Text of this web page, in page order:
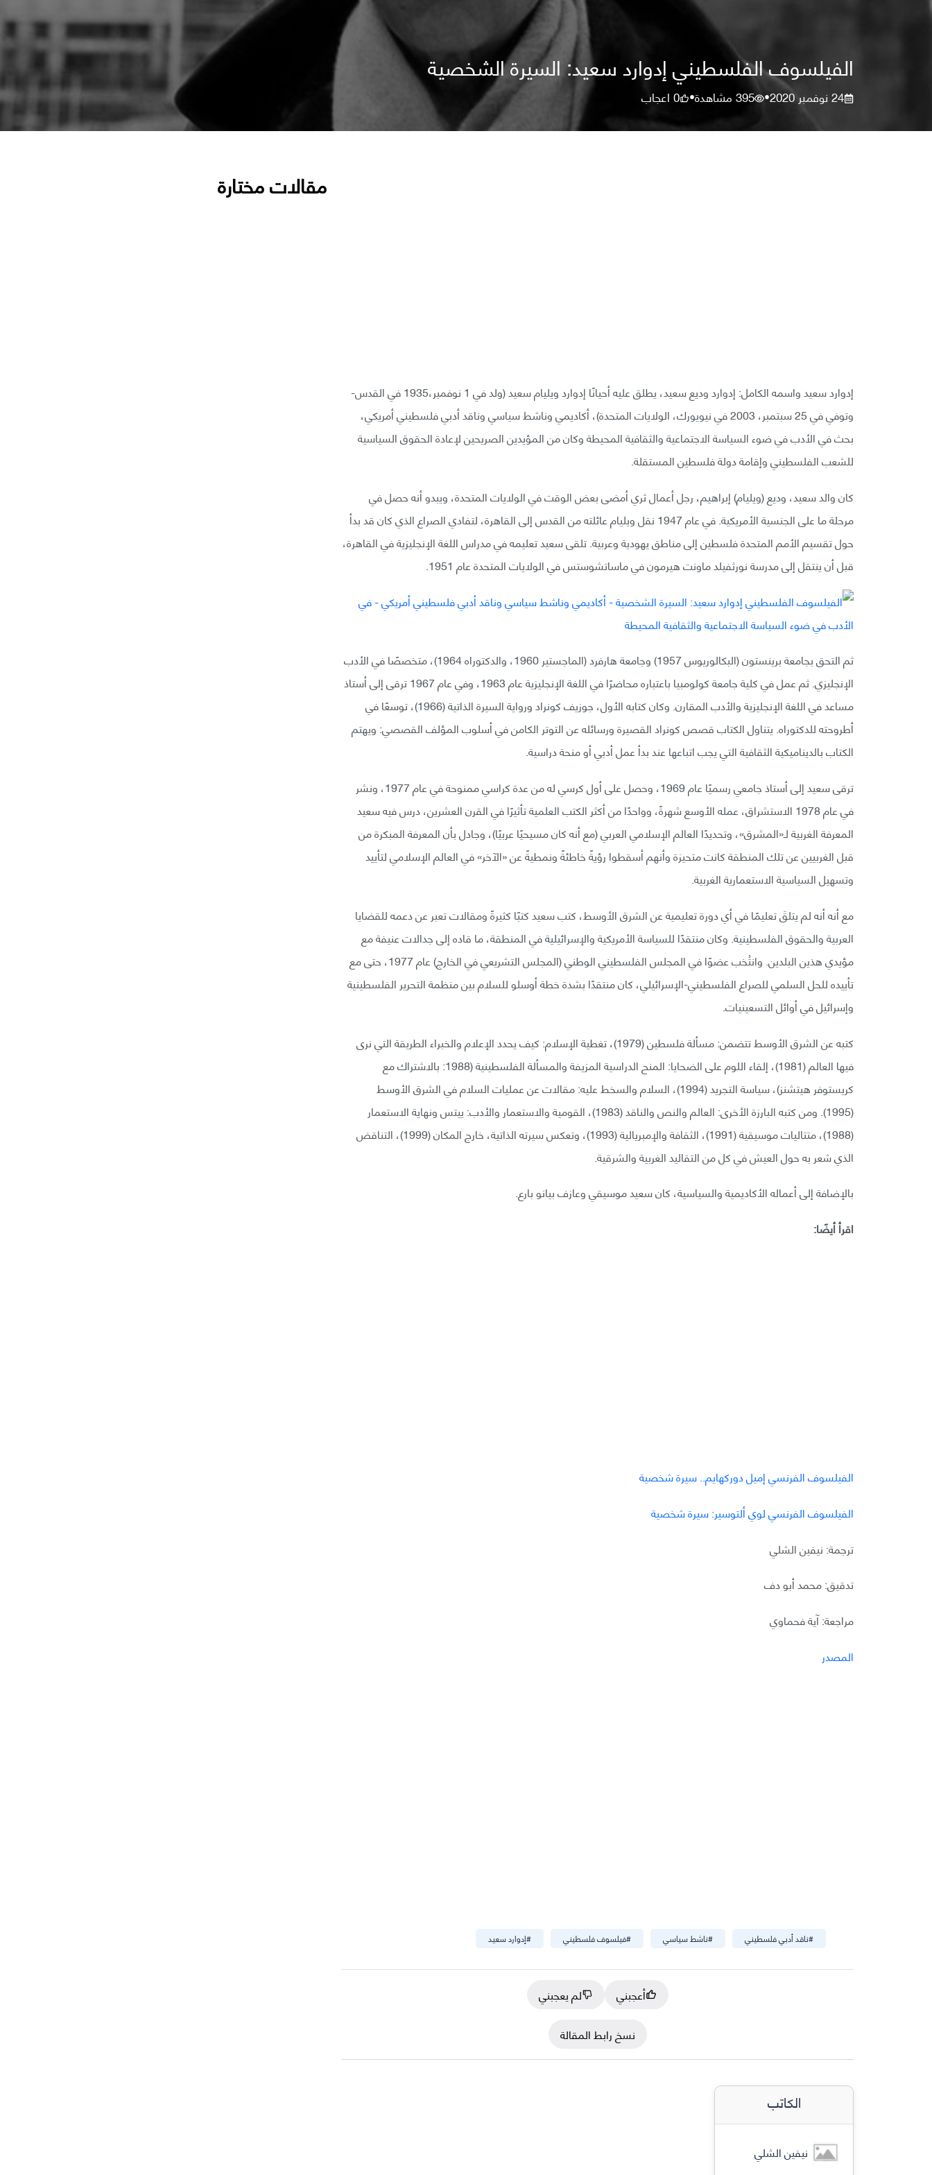
الفيلسوف الفلسطيني إدوارد سعيد: السيرة الشخصية
24 نوفمبر 2020 •
395مشاهدة•
0اعجاب
إدوارد سعيد واسمه الكامل: إدوارد وديع سعيد، يطلق عليه أحيانًا إدوارد ويليام سعيد (ولد في 1 نوفمبر،1935 في القدس-
وتوفي في 25 سبتمبر، 2003 في نيويورك، الولايات المتحدة)، أكاديمي وناشط سياسي وناقد أدبي فلسطيني أمريكي،
بحث في الأدب في ضوء السياسة الاجتماعية والثقافية المحيطة وكان من المؤيدين الصريحين لإعادة الحقوق السياسية
للشعب الفلسطيني وإقامة دولة فلسطين المستقلة.
كان والد سعيد، وديع (ويليام) إبراهيم، رجل أعمال ثري أمضى بعض الوقت في الولايات المتحدة، ويبدو أنه حصل في
مرحلة ما على الجنسية الأمريكية. في عام 1947 نقل ويليام عائلته من القدس إلى القاهرة، لتفادي الصراع الذي كان قد بدأ
حول تقسيم الأمم المتحدة فلسطين إلى مناطق يهودية وعربية. تلقى سعيد تعليمه في مدراس اللغة الإنجليزية في القاهرة،
قبل أن ينتقل إلى مدرسة نورثفيلد ماونت هيرمون في ماساتشوستس في الولايات المتحدة عام 1951.
ثم التحق بجامعة برينستون (البكالوريوس 1957) وجامعة هارفرد (الماجستير 1960، والدكتوراه 1964)، متخصصًا في الأدب
الإنجليزي. ثم عمل في كلية جامعة كولومبيا باعتباره محاضرًا في اللغة الإنجليزية عام 1963، وفي عام 1967 ترقى إلى أستاذ
مساعد في اللغة الإنجليزية والأدب المقارن. وكان كتابه الأول، جوزيف كونراد ورواية السيرة الذاتية (1966)، توسعًا في
أطروحته للدكتوراه. يتناول الكتاب قصص كونراد القصيرة ورسائله عن التوتر الكامن في أسلوب المؤلف القصصي: ويهتم
الكتاب بالديناميكية الثقافية التي يجب اتباعها عند بدأ عمل أدبي أو منحة دراسية.
ترقى سعيد إلى أستاذ جامعي رسميًا عام 1969، وحصل على أول كرسي له من عدة كراسي ممنوحة في عام 1977، ونشر
في عام 1978 الاستشراق، عمله الأوسع شهرةً، وواحدًا من أكثر الكتب العلمية تأثيرًا في القرن العشرين، درس فيه سعيد
المعرفة الغربية لـ«المشرق»، وتحديدًا العالم الإسلامي العربي (مع أنه كان مسيحيًا عربيًا)، وجادل بأن المعرفة المبكرة من
قبل الغربيين عن تلك المنطقة كانت متحيزة وأنهم أسقطوا رؤيةً خاطئةً ونمطيةً عن «الآخر» في العالم الإسلامي لتأييد
وتسهيل السياسية الاستعمارية الغربية.
مع أنه أنه لم يتلقَ تعليمًا في أي دورة تعليمية عن الشرق الأوسط، كتب سعيد كتبًا كثيرةً ومقالات تعبر عن دعمه للقضايا
العربية والحقوق الفلسطينية. وكان منتقدًا للسياسة الأمريكية والإسرائيلية في المنطقة، ما قاده إلى جدالات عنيفة مع
مؤيدي هذين البلدين. وانتُخب عضوًا في المجلس الفلسطيني الوطني (المجلس التشريعي في الخارج) عام 1977، حتى مع
تأييده للحل السلمي للصراع الفلسطيني-الإسرائيلي، كان منتقدًا بشدة خطة أوسلو للسلام بين منظمة التحرير الفلسطينية
وإسرائيل في أوائل التسعينيات.
كتبه عن الشرق الأوسط تتضمن: مسألة فلسطين (1979)، تغطية الإسلام: كيف يحدد الإعلام والخبراء الطريقة التي نرى
فيها العالم (1981)، إلقاء اللوم على الضحايا: المنح الدراسية المزيفة والمسألة الفلسطينية (1988: بالاشتراك مع
كريستوفر هيتشنز)، سياسة التجريد (1994)، السلام والسخط عليه: مقالات عن عمليات السلام في الشرق الأوسط
(1995). ومن كتبه البارزة الأخرى: العالم والنص والناقد (1983)، القومية والاستعمار والأدب: ييتس ونهاية الاستعمار
(1988)، متتاليات موسيقية (1991)، الثقافة والإمبريالية (1993)، وتعكس سيرته الذاتية، خارج المكان (1999)، التناقض
الذي شعر به حول العيش في كل من التقاليد الغربية والشرقية.
بالإضافة إلى أعماله الأكاديمية والسياسية، كان سعيد موسيقي وعازف بيانو بارع.
اقرأ أيضًا:
الفيلسوف الفرنسي إميل دوركهايم.. سيرة شخصية
الفيلسوف الفرنسي لوي ألتوسير: سيرة شخصية
ترجمة: نيفين الشلي
تدقيق: محمد أبو دف
مراجعة: آية فحماوي
المصدر
#إدوارد سعيد #فيلسوف فلسطيني #ناشط سياسي #ناقد أدبي فلسطيني
أعجبني
لم يعجبني
نسخ رابط المقالة
الكاتب
نيفين الشلي
مقالات مختارة